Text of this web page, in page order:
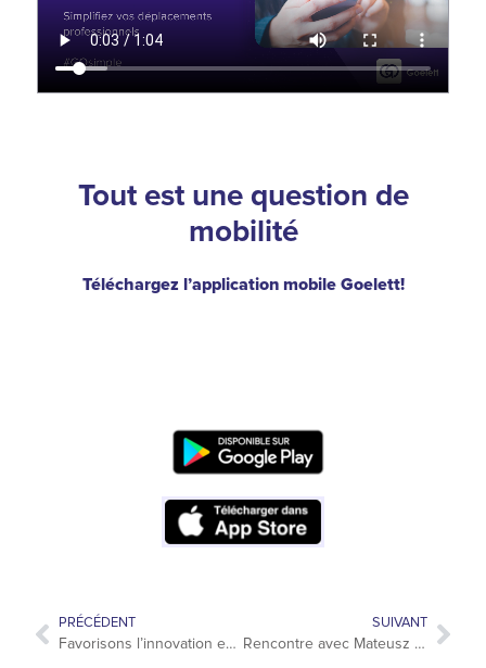
Tout est une question de
mobilité
Téléchargez l’application mobile Goelett!
PRÉCÉDENT
Favorisons l’innovation ensemble via un formulaire d’idées
SUIVANT
Rencontre avec Mateusz Wibig : technologie, leadership et IA